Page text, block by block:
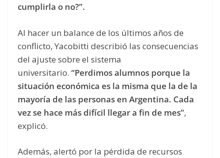
cumplirla o no?”.
Al hacer un balance de los últimos años de
conflicto, Yacobitti describió las consecuencias
del ajuste sobre el sistema
universitario. “Perdimos alumnos porque la
situación económica es la misma que la de la
mayoría de las personas en Argentina. Cada
vez se hace más difícil llegar a fin de mes”,
explicó.
Además, alertó por la pérdida de recursos